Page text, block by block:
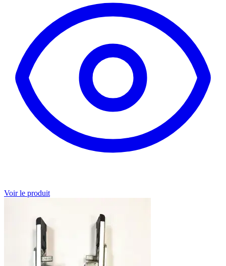
Voir le produit